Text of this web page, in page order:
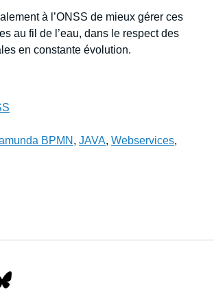
à l’ONSS de mieux gérer ces
au fil de l’eau, dans le respect des
en constante évolution.
BPMN , JAVA, Webservices,